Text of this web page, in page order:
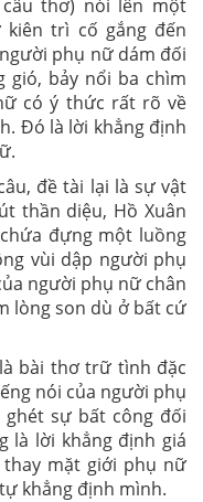
thơ) nói lên một
trì cố gắng đến
phụ nữ dám đối
gió, bảy nổi ba chìm
có ý thức rất rõ về
Đó là lời khẳng định
đề tài lại là sự vật
thần diệu, Hồ Xuân
đựng một luồng
vùi dập người phụ
người phụ nữ chân
lòng son dù ở bất cứ
bài thơ trữ tình đặc
nói của người phụ
sự bất công đối
là lời khẳng định giá
mặt giới phụ nữ
khẳng định mình.